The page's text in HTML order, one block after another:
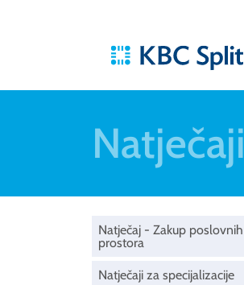
Natječaji
Natječaj - Zakup poslovnih
prostora
Natječaji za specijalizacije